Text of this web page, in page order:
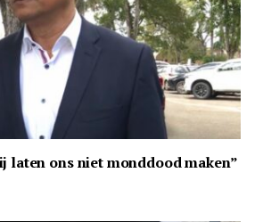
laten ons niet monddood maken”